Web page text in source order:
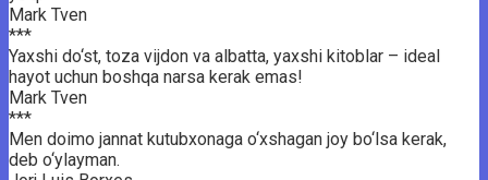
Mark Tven
***
Yaxshi do‘st, toza vijdon va albatta, yaxshi kitoblar – ideal
hayot uchun boshqa narsa kerak emas!
Mark Tven
***
Men doimo jannat kutubxonaga o‘xshagan joy bo‘lsa kerak,
deb o‘ylayman.